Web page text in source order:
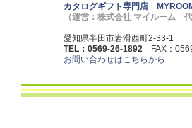
カタログギフト専門店
（運営：株式会社 マイルーム
愛知県半田市岩滑西町2-33-1
TEL：0569-26-1892 FAX：
お問い合わせはこちらから